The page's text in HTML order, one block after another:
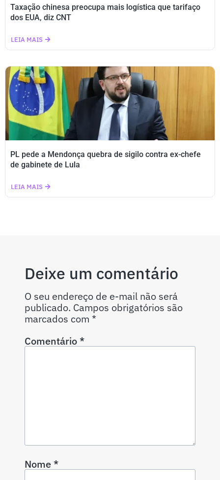
Taxação chinesa preocupa mais logística que tarifaço
dos EUA, diz CNT
LEIA MAIS
PL pede a Mendonça quebra de sigilo contra ex-chefe
de gabinete de Lula
LEIA MAIS
Deixe um comentário
O seu endereço de e-mail não será
publicado. Campos obrigatórios são
marcados com *
Comentário*
Nome*